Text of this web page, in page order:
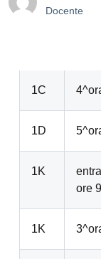
Docente
1C
1D
1K
ore
1K